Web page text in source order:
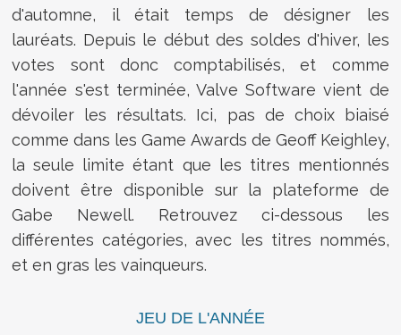
d'automne, il était temps de désigner les
lauréats. Depuis le début des soldes d'hiver, les
votes sont donc comptabilisés, et comme
l'année s'est terminée, Valve Software vient de
dévoiler les résultats. Ici, pas de choix biaisé
comme dans les Game Awards de Geoff Keighley,
la seule limite étant que les titres mentionnés
doivent être disponible sur la plateforme de
Gabe Newell. Retrouvez ci-dessous les
différentes catégories, avec les titres nommés,
et en gras les vainqueurs.
JEU DE L'ANNÉE